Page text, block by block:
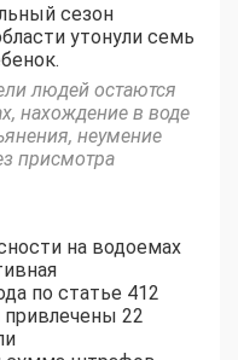
сезон
утонули семь
людей остаются
нахождение в воде
неумение
присмотра
на водоемах
по статье 412
22